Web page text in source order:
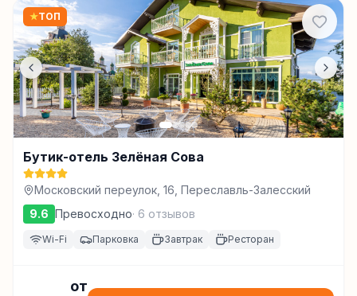
★ТОП
Бутик-отель Зелёная Сова
Московский переулок, 16, Переславль-Залесский
9.6 Превосходно· 6 отзывов
Wi-Fi Парковка Завтрак Ресторан
от